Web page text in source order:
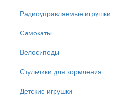
Радиоуправляемые игрушки
Самокаты
Велосипеды
Стульчики для кормления
Детские игрушки